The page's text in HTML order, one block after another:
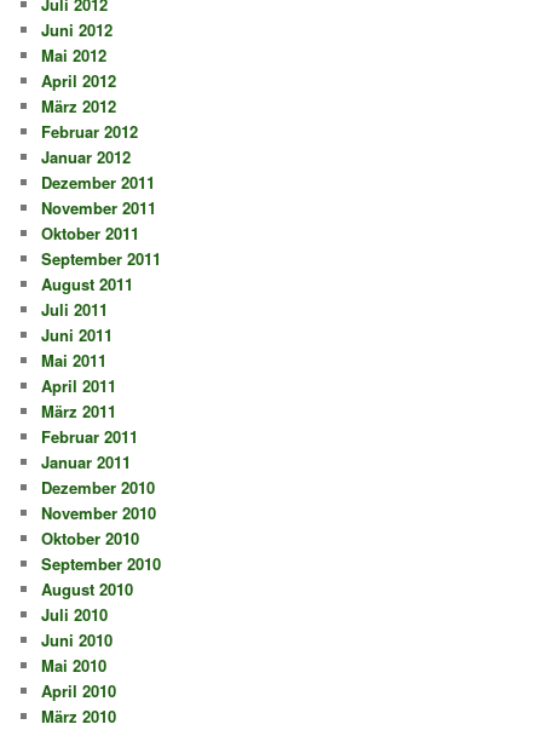
Juni 2012
Mai 2012
April 2012
März 2012
Februar 2012
Januar 2012
Dezember 2011
November 2011
Oktober 2011
September 2011
August 2011
Juli 2011
Juni 2011
Mai 2011
April 2011
März 2011
Februar 2011
Januar 2011
Dezember 2010
November 2010
Oktober 2010
September 2010
August 2010
Juli 2010
Juni 2010
Mai 2010
April 2010
März 2010